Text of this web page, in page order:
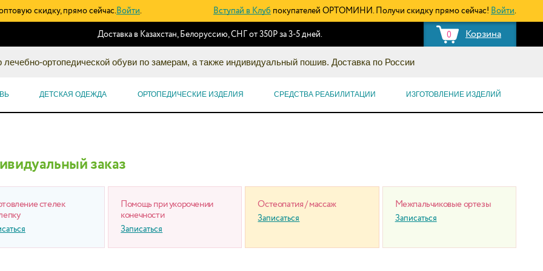
скидку, прямо сейчас.Войти. Вступай в Клуб покупателей ОРТОМИНИ. Получи скидку прямо сейчас! Войти.
0 Корзина
Доставка в Казахстан, Белоруссию, СНГ от 350Р за 3-5 дней.
ортопедической обуви по замерам, а также индивидуальный пошив. Доставка по России
ДЕТСКАЯ ОДЕЖДА ОРТОПЕДИЧЕСКИЕ ИЗДЕЛИЯ СРЕДСТВА РЕАБИЛИТАЦИИ ИЗГОТОВЛЕНИЕ ИЗДЕЛИЙ
заказ
стелек
Помощь при укорочении
конечности
Записаться
Остеопатия / массаж
Записаться
Межпальчиковые ортезы
Записаться